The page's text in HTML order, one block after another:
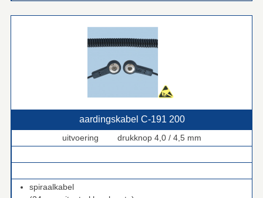
aardingskabel C‑191 200
uitvoering drukknop 4,0 / 4,5 mm
spiraalkabel